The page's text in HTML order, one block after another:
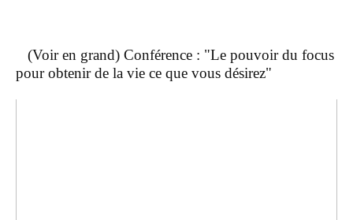
(Voir en grand) Conférence : "Le pouvoir du focus
pour obtenir de la vie ce que vous désirez"